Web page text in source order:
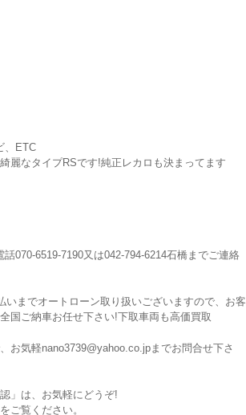
、ETC
麗なタイプRSです!純正レカロも決まってます
070-6519-7190又は042-794-6214石橋までご連絡
までオートローン取り扱いございますので、お客
国ご納車お任せ下さい!下取車両も高価買取
お気軽nano3739@yahoo.co.jpまでお問合せ下さ
」は、お気軽にどうぞ!
ご覧ください。